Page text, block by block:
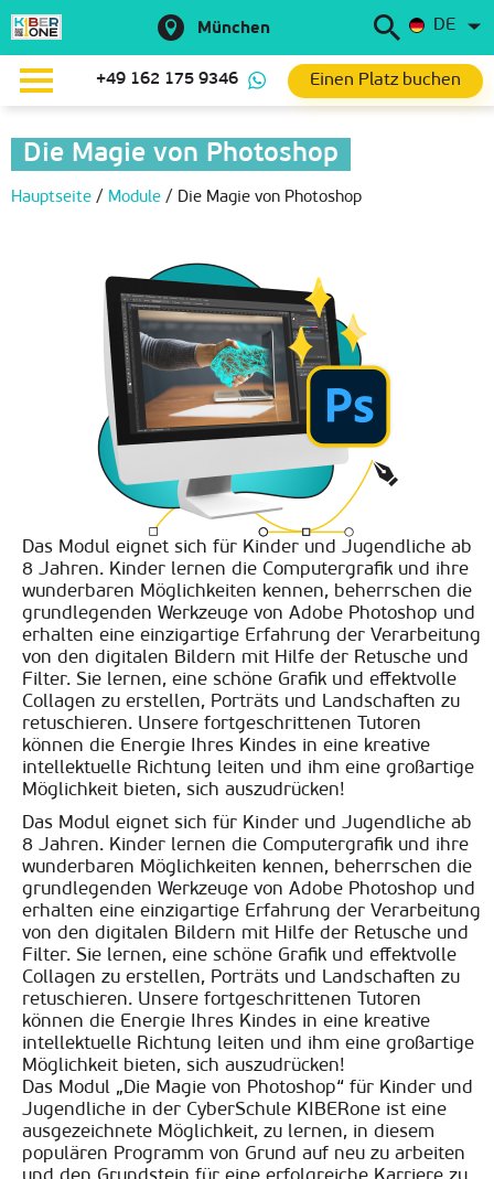
München DE
+49 162 175 9346 Einen Platz buchen
Die Magie von Photoshop
Hauptseite / Module / Die Magie von Photoshop
Das Modul eignet sich für Kinder und Jugendliche ab
8 Jahren. Kinder lernen die Computergrafik und ihre
wunderbaren Möglichkeiten kennen, beherrschen die
grundlegenden Werkzeuge von Adobe Photoshop und
erhalten eine einzigartige Erfahrung der Verarbeitung
von den digitalen Bildern mit Hilfe der Retusche und
Filter. Sie lernen, eine schöne Grafik und effektvolle
Collagen zu erstellen, Porträts und Landschaften zu
retuschieren. Unsere fortgeschrittenen Tutoren
können die Energie Ihres Kindes in eine kreative
intellektuelle Richtung leiten und ihm eine großartige
Möglichkeit bieten, sich auszudrücken!
Das Modul eignet sich für Kinder und Jugendliche ab
8 Jahren. Kinder lernen die Computergrafik und ihre
wunderbaren Möglichkeiten kennen, beherrschen die
grundlegenden Werkzeuge von Adobe Photoshop und
erhalten eine einzigartige Erfahrung der Verarbeitung
von den digitalen Bildern mit Hilfe der Retusche und
Filter. Sie lernen, eine schöne Grafik und effektvolle
Collagen zu erstellen, Porträts und Landschaften zu
retuschieren. Unsere fortgeschrittenen Tutoren
können die Energie Ihres Kindes in eine kreative
intellektuelle Richtung leiten und ihm eine großartige
Möglichkeit bieten, sich auszudrücken!
Das Modul „Die Magie von Photoshop“ für Kinder und
Jugendliche in der CyberSchule KIBERone ist eine
ausgezeichnete Möglichkeit, zu lernen, in diesem
populären Programm von Grund auf neu zu arbeiten